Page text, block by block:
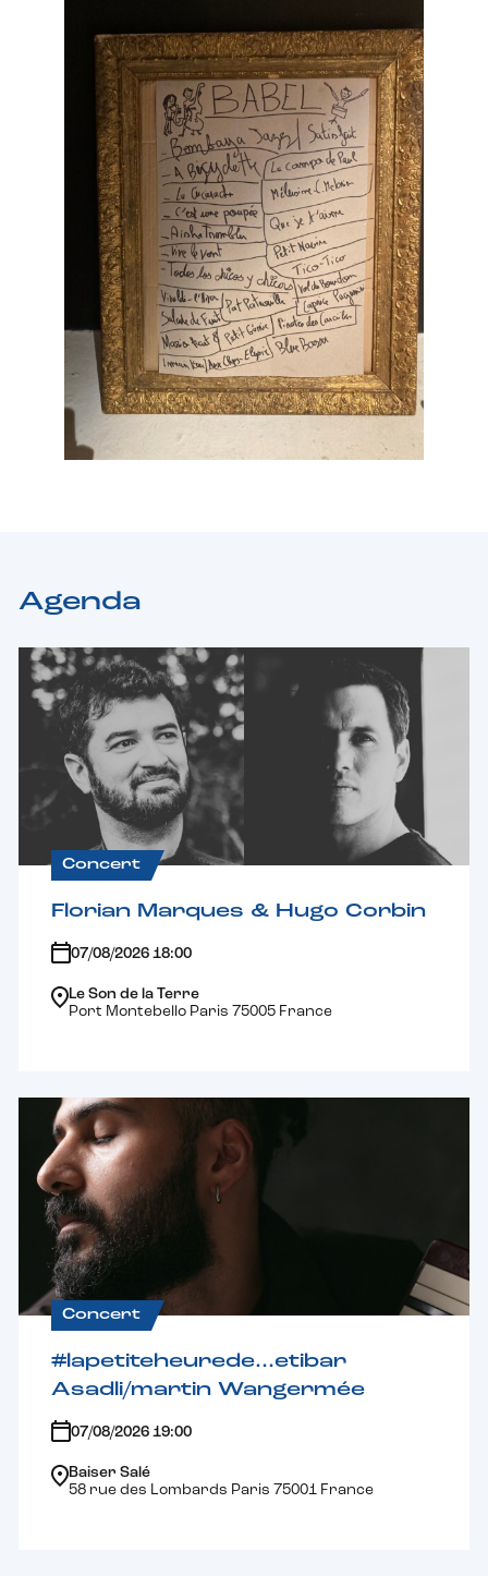
Agenda
Concert
Florian Marques & Hugo Corbin
07/08/2026 18:00
Le Son de la Terre
Port Montebello Paris 75005 France
Concert
#lapetiteheurede…etibar
Asadli/martin Wangermée
07/08/2026 19:00
Baiser Salé
58 rue des Lombards Paris 75001 France